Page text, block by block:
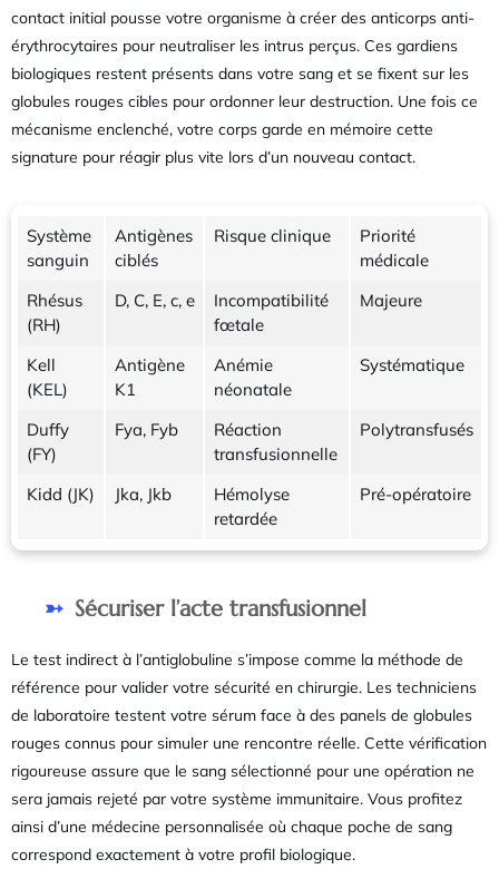
contact initial pousse votre organisme à créer des anticorps anti-
érythrocytaires pour neutraliser les intrus perçus. Ces gardiens
biologiques restent présents dans votre sang et se fixent sur les
globules rouges cibles pour ordonner leur destruction. Une fois ce
mécanisme enclenché, votre corps garde en mémoire cette
signature pour réagir plus vite lors d’un nouveau contact.
Système
sanguin
Antigènes
ciblés
Risque clinique
Priorité
médicale
Rhésus
(RH)
D, C, E, c, e
Incompatibilité
fœtale
Majeure
Kell
(KEL)
Antigène
K1
Anémie
néonatale
Systématique
Duffy
(FY)
Fya, Fyb
Réaction
transfusionnelle
Polytransfusés
Kidd (JK) Jka, Jkb
Hémolyse
retardée
Pré-opératoire
Sécuriser l’acte transfusionnel
Le test indirect à l’antiglobuline s’impose comme la méthode de
référence pour valider votre sécurité en chirurgie. Les techniciens
de laboratoire testent votre sérum face à des panels de globules
rouges connus pour simuler une rencontre réelle. Cette vérification
rigoureuse assure que le sang sélectionné pour une opération ne
sera jamais rejeté par votre système immunitaire. Vous profitez
ainsi d’une médecine personnalisée où chaque poche de sang
correspond exactement à votre profil biologique.